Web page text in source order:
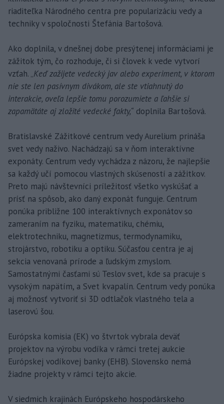
riaditeľka Národného centra pre popularizáciu vedy a
techniky v spoločnosti Štefánia Bartošová.
Ako doplnila, v dnešnej dobe presýtenej informáciami je
zážitok tým, čo rozhoduje, či si človek k vede vytvorí
vzťah. „Keď zažijete vedecký jav alebo experiment, v ktorom
nie ste len pasívnym divákom, ale ste vtiahnutý do
interakcie, oveľa lepšie tomu porozumiete a ľahšie si
zapamätáte aj zložité vedecké fakty,“ doplnila Bartošová.
Bratislavské Zážitkové centrum vedy Aurelium prináša
svet vedy naživo. Nachádzajú sa v ňom interaktívne
exponáty. Centrum vedy vychádza z názoru, že najlepšie
sa každý učí pomocou vlastných skúseností a zážitkov.
Preto majú návštevníci príležitosť všetko vyskúšať a
prísť na spôsob, ako daný exponát funguje. Centrum
ponúka približne 100 interaktívnych exponátov so
zameraním na fyziku, matematiku, chémiu,
elektrotechniku, magnetizmus, termodynamiku,
strojárstvo, robotiku a optiku. Súčasťou centra je aj
sekcia venovaná prírode a ľudským zmyslom.
Samostatnými časťami sú Teslov svet, kde sa pracuje s
vysokým napätím, a Svet kvapalín. Centrum vedy ponúka
aj možnosť vytvoriť si 3D odtlačok vlastného tela a
laserovú šou.
Európska komisia (EK) vo štvrtok vybrala deväť
projektov na výrobu vodíka v rámci tretej aukcie
Európskej vodíkovej banky (EHB). Slovensko nemá
žiadne projekty v rámci tejto akcie.
V siedmich krajinách Európskeho hospodárskeho